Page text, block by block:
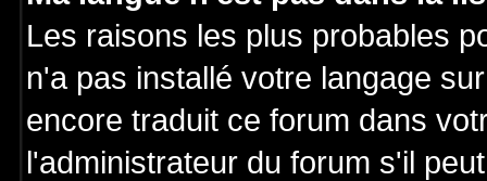
Les raisons les plus probables
n'a pas installé votre langage
encore traduit ce forum dans
l'administrateur du forum s'il